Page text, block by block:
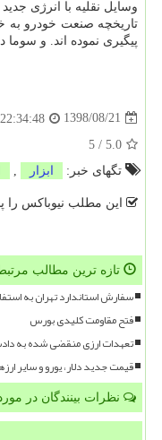
وسایل نقلیه با انرژی
تاریخچه صنعت خودرو به
پیگیری نموده اند. و
1398/08/21
22:34:48
5.0
/
5
تگهای خبر:
ابزار
این مطلب نیوباکس را
تازه ترین مطالب
سفارش استاندارد تهران به
فتح مقاومت کلیدی بورس
تعهدات ارزی منقضی شده به
قیمت جدید دلار، یورو و سایر ارزها امروز ۱۱
نظرات بینندگان در